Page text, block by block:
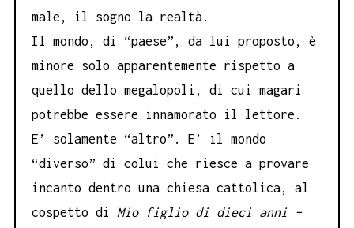
male, il sogno la realtà.
Il mondo, di “paese”, da lui proposto, è
minore solo apparentemente rispetto a
quello dello megalopoli, di cui magari
potrebbe essere innamorato il lettore.
E’ solamente “altro”. E’ il mondo
“diverso” di colui che riesce a provare
incanto dentro una chiesa cattolica, al
cospetto di Mio figlio di dieci anni –